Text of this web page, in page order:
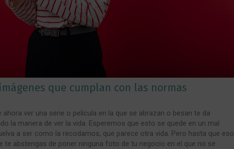
que cumplan con las normas
ahora ver una serie o película en la que se abrazan o besan te da
la manera de ver la vida. Esperemos que esto se quede en un mal
a ser como la recodamos, que parece otra vida. Pero hasta que eso
te abstengas de poner ninguna foto de tu negocio en el que no se